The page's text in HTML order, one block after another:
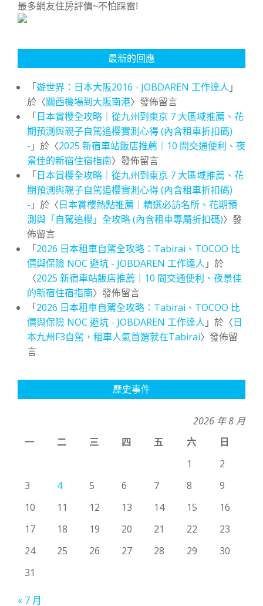
最多網友住房評價~不怕踩雷!
最新的回應
「遊世界：日本大阪2016 - JOBDAREN 工作達人 」
於〈關西機場到大阪南港〉發佈留言
「日本賞櫻全攻略｜從九州到東京 7 大區域推薦、花
期預測與親子自駕追櫻實測心得 (內含租車折扣碼)
- 」於〈2025 新宿車站飯店推薦｜10 間交通便利、夜
景佳的新宿住宿指南〉發佈留言
「日本賞櫻全攻略｜從九州到東京 7 大區域推薦、花
期預測與親子自駕追櫻實測心得 (內含租車折扣碼)
- 」於〈日本賞櫻熱點推薦｜精選必訪名所、花期預
測與「自駕追櫻」全攻略 (內含租車專屬折扣碼)〉發
佈留言
「2026 日本租車自駕全攻略：Tabirai、TOCOO 比
價與保險 NOC 避坑 - JOBDAREN 工作達人 」於
〈2025 新宿車站飯店推薦｜10 間交通便利、夜景佳
的新宿住宿指南〉發佈留言
「2026 日本租車自駕全攻略：Tabirai、TOCOO 比
價與保險 NOC 避坑 - JOBDAREN 工作達人 」於〈日
本九州F3自駕，租車人氣首選就在Tabirai〉發佈留
言
歷史事件
2026 年 8 月
一
二 三 四 五 六
日
1
2
3
4 5 6 7 8
9
10
11 12 13 14 15
16
17
18 19 20 21 22
23
24
25 26 27 28 29
30
31
« 7 月